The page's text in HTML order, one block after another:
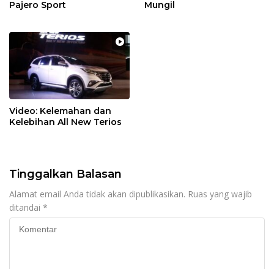
Pajero Sport Mungil
Video: Kelemahan dan
Kelebihan All New Terios
Tinggalkan Balasan
Alamat email Anda tidak akan dipublikasikan. Ruas yang wajib
ditandai *